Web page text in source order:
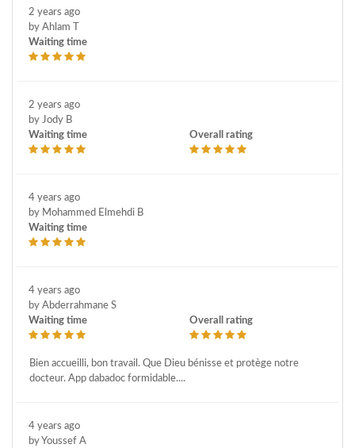
2 years ago
by Ahlam T
Waiting time
2 years ago
by Jody B
Waiting time
Overall rating
4 years ago
by Mohammed Elmehdi B
Waiting time
4 years ago
by Abderrahmane S
Waiting time
Overall rating
Bien accueilli, bon travail. Que Dieu bénisse et protège notre
docteur. App dabadoc formidable....
4 years ago
by Youssef A